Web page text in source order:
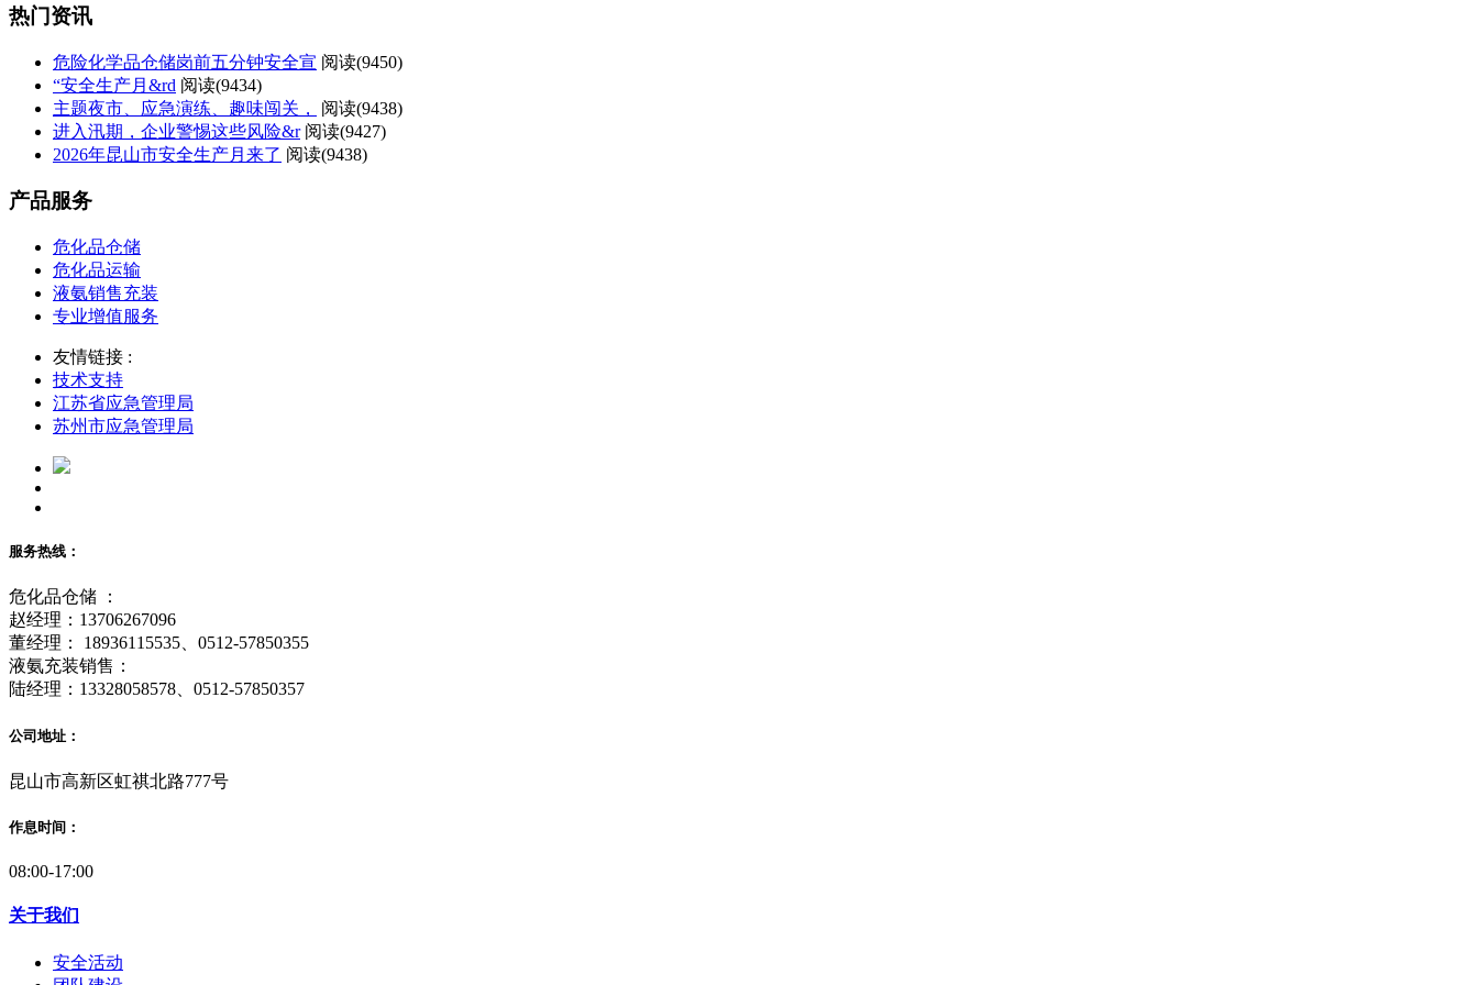
热门资讯
危险化学品仓储岗前五分钟安全宣 阅读(9450)
“安全生产月&rd 阅读(9434)
主题夜市、应急演练、趣味闯关，
阅读(9438)
进入汛期，企业警惕这些风险&r 阅读(9427)
2026年昆山市安全生产月来了 阅读(9438)
产品服务
危化品仓储
危化品运输
液氨销售充装
专业增值服务
友情链接 :
技术支持
江苏省应急管理局
苏州市应急管理局
服务热线：
危化品仓储 ：
赵经理：13706267096
董经理： 18936115535、0512-57850355
液氨充装销售：
陆经理：13328058578、0512-57850357
公司地址：
昆山市高新区虹祺北路777号
作息时间：
08:00-17:00
关于我们
安全活动